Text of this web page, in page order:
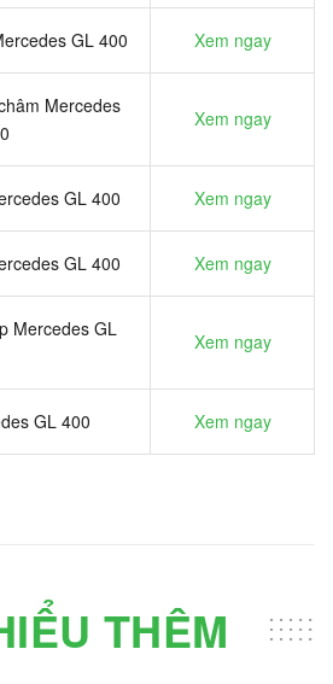
GL 400 Xem ngay
Mercedes
Xem ngay
GL 400 Xem ngay
GL 400 Xem ngay
Mercedes GL
Xem ngay
GL 400 Xem ngay
THÊM